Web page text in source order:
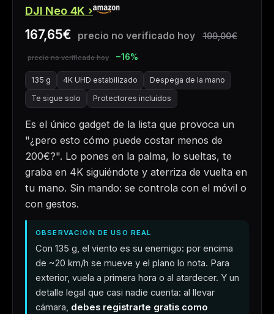
DJI Neo 4K
167,65€ 199,00€
−16%
135 g 4K UHD estabilizado
Despega de la mano
Te sigue solo
Protectores incluidos
Es el único gadget de la lista que provoca un
"¿pero esto cómo puede costar menos de
200€?". Lo pones en la palma, lo sueltas, te
graba en 4K siguiéndote y aterriza de vuelta en
tu mano. Sin mando: se controla con el móvil o
con gestos.
OBSERVACIÓN DE USO REAL
Con 135 g, el viento es su enemigo: por encima
de ~20 km/h se mueve y el plano lo nota. Para
exterior, vuela a primera hora o al atardecer. Y un
detalle legal que casi nadie cuenta: al llevar
cámara, debes registrarte gratis como